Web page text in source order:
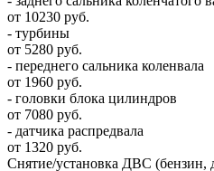
от 10230 руб.
- турбины
от 5280 руб.
- переднего сальника коленвала
от 1960 руб.
- головки блока цилиндров
от 7080 руб.
- датчика распредвала
от 1320 руб.
Снятие/установка ДВС (бензин,